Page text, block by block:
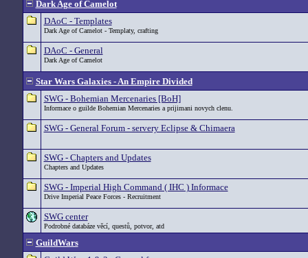
Dark Age of Camelot
DAoC - Templates
Dark Age of Camelot - Templaty, crafting
DAoC - General
Dark Age of Camelot
Star Wars Galaxies - An Empire Divided
SWG - Bohemian Mercenaries [BoH]
Informace o guilde Bohemian Mercenaries a prijimani novych clenu.
SWG - General Forum - servery Eclipse & Chimaera
SWG - Chapters and Updates
Chapters and Updates
SWG - Imperial High Command ( IHC ) Informace
Drive Imperial Peace Forces - Recruitment
SWG center
Podrobné databáze věcí, questů, potvor, atd
GuildWars